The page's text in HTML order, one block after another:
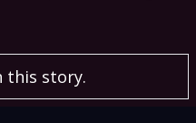
this story.